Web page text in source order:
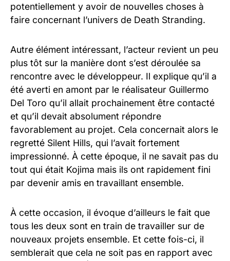
potentiellement y avoir de nouvelles choses à
faire concernant l’univers de Death Stranding.
Autre élément intéressant, l’acteur revient un peu
plus tôt sur la manière dont s’est déroulée sa
rencontre avec le développeur. Il explique qu’il a
été averti en amont par le réalisateur Guillermo
Del Toro qu’il allait prochainement être contacté
et qu’il devait absolument répondre
favorablement au projet. Cela concernait alors le
regretté Silent Hills, qui l’avait fortement
impressionné. À cette époque, il ne savait pas du
tout qui était Kojima mais ils ont rapidement fini
par devenir amis en travaillant ensemble.
À cette occasion, il évoque d’ailleurs le fait que
tous les deux sont en train de travailler sur de
nouveaux projets ensemble. Et cette fois-ci, il
semblerait que cela ne soit pas en rapport avec